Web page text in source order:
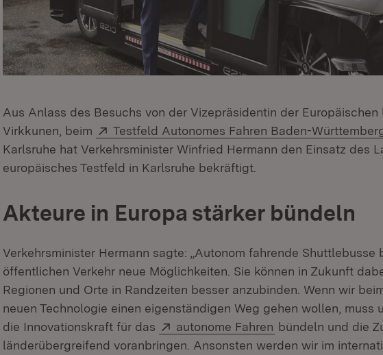
Aus Anlass des Besuchs von der Vizepräsidentin der Europäischen
Virkkunen, beim
Extern:
Testfeld Autonomes Fahren Baden-
Karlsruhe hat Verkehrsminister Winfried Hermann den Einsatz des
europäisches Testfeld in Karlsruhe bekräftigt.
Akteure in Europa stärker bündeln
Verkehrsminister Hermann sagte: „Autonom fahrende Shuttlebusse
öffentlichen Verkehr neue Möglichkeiten. Sie können in Zukunft
Regionen und Orte in Randzeiten besser anzubinden. Wenn wir
neuen Technologie einen eigenständigen Weg gehen wollen, muss
die Innovationskraft für das
Extern:
autonome Fahren (Öffnet in neuem
bündeln und die
länderübergreifend voranbringen. Ansonsten werden wir im